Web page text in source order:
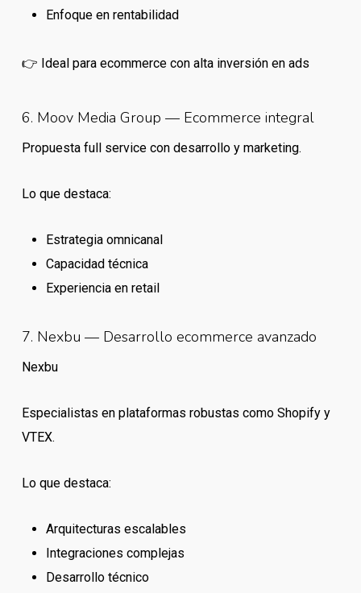
Enfoque en rentabilidad
👉 Ideal para ecommerce con alta inversión en ads
6. Moov Media Group — Ecommerce integral
Propuesta full service con desarrollo y marketing.
Lo que destaca:
Estrategia omnicanal
Capacidad técnica
Experiencia en retail
7. Nexbu — Desarrollo ecommerce avanzado
Nexbu
Especialistas en plataformas robustas como Shopify y
VTEX.
Lo que destaca:
Arquitecturas escalables
Integraciones complejas
Desarrollo técnico